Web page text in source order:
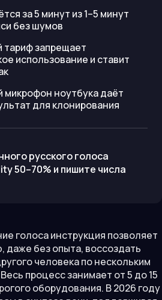
за 5 минут из 1–5 минут
без шумов
тариф запрещает
использование и ставит
микрофон ноутбука даёт
для клонирования
русского голоса
50–70% и пишите числа
голоса инструкция позволяет
без опыта, воссоздать
человека по нескольким
процесс занимает от 5 до 15
оборудования. В 2026 году